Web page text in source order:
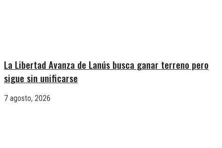
La Libertad Avanza de Lanús busca ganar terreno pero
sigue sin unificarse
7 agosto, 2026